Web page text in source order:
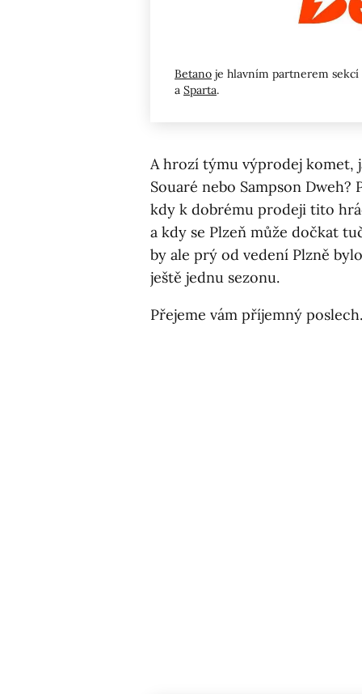
Betano je hlavním partnerem sekcí
a Sparta.
A hrozí týmu výprodej komet,
Souaré nebo Sampson
kdy k dobrému prodeji tito
a kdy se Plzeň může dočkat
by ale prý od vedení Plzně
ještě jednu sezonu.
Přejeme vám příjemný